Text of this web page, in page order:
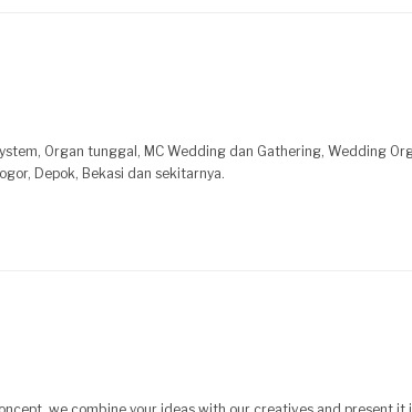
Organ tunggal, MC Wedding dan Gathering, Wedding
Depok, Bekasi dan sekitarnya.